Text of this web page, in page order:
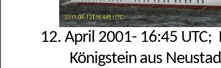
12. April 2001- 16:45 UTC;
Königstein aus